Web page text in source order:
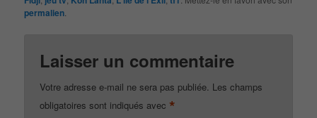
permalien.
Laisser un commentaire
Votre adresse e-mail ne sera pas publiée. Les champs
obligatoires sont indiqués avec *